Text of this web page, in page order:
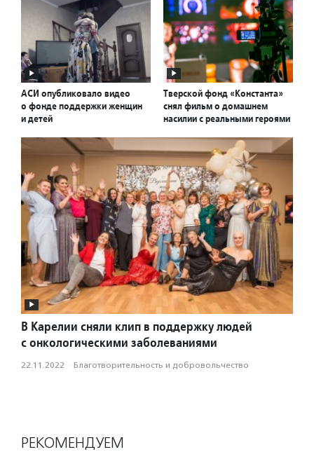
АСИ опубликовало видео
о фонде поддержки женщин
и детей
Тверской фонд «Константа»
снял фильм о домашнем
насилии с реальными героями
В Карелии сняли клип в поддержку людей
с онкологическими заболеваниями
22.11.2022 · Благотвори­тель­ность и доброволь­чест­во
РЕКОМЕНДУЕМ